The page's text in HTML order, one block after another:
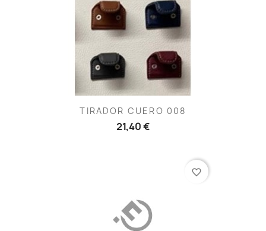
TIRADOR CUERO 008
21,40 €
favorite_border